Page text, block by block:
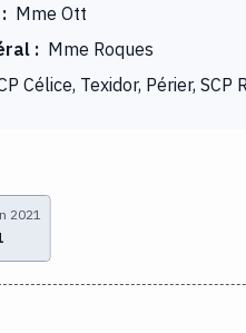
: Mme Ott
: Mme Roques
Célice, Texidor, Périer,
2021